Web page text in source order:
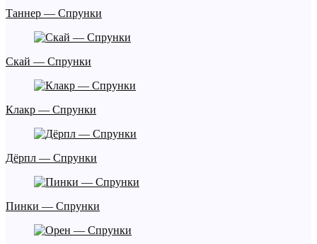
Таннер — Спрунки
Скай — Спрунки
Клакр — Спрунки
Дёрпл — Спрунки
Пинки — Спрунки